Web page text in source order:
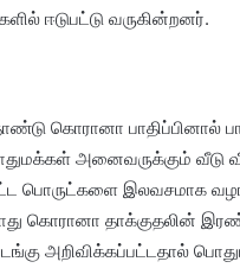
ஈடுபட்டு வருகின்றனர்.
கொரானா பாதிப்பினால்
அனைவருக்கும் வீடு
பொருட்களை இலவசமாக
கொரானா தாக்குதலின்
அறிவிக்கப்பட்டதால்